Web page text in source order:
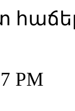
PM